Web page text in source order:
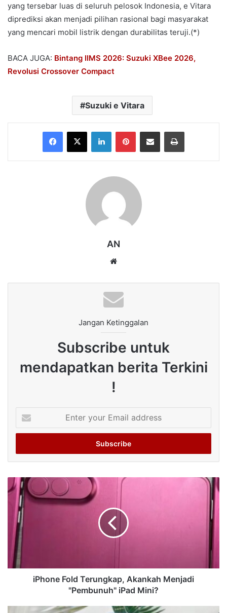
yang tersebar luas di seluruh pelosok Indonesia, e Vitara
diprediksi akan menjadi pilihan rasional bagi masyarakat
yang mencari mobil listrik dengan durabilitas teruji.(*)
BACA JUGA: Bintang IIMS 2026: Suzuki XBee 2026,
Revolusi Crossover Compact
Suzuki e Vitara
Facebook
X LinkedInPinterestShare via Email Print
AN
Jangan Ketinggalan
Subscribe untuk
mendapatkan berita Terkini
!
your
Email
iPhone Fold Terungkap, Akankah Menjadi
"Pembunuh" iPad Mini?